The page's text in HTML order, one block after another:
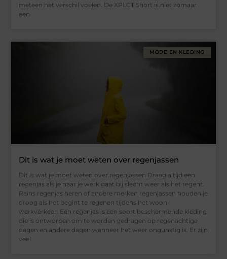
meteen het verschil voelen. De XPLCT Short is niet zomaar
een
MODE EN KLEDING
Dit is wat je moet weten over regenjassen
Dit is wat je moet weten over regenjassen Draag altijd een
regenjas als je naar je werk gaat bij slecht weer als het regent.
Rains regenjas heren of andere merken regenjassen houden je
droog als het begint te regenen tijdens het woon-
werkverkeer. Een regenjas is een soort beschermende kleding
die is ontworpen om te worden gedragen op regenachtige
dagen en andere dagen wanneer het weer ongunstig is. Er zijn
veel